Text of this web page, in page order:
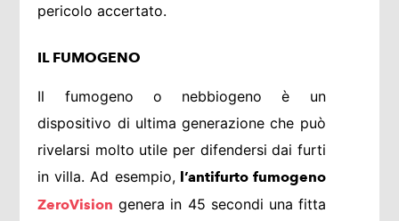
pericolo accertato.
IL FUMOGENO
Il fumogeno o nebbiogeno è un
dispositivo di ultima generazione che può
rivelarsi molto utile per difendersi dai furti
in villa. Ad esempio,l’antifurto fumogeno
ZeroVision genera in 45 secondi una fitta